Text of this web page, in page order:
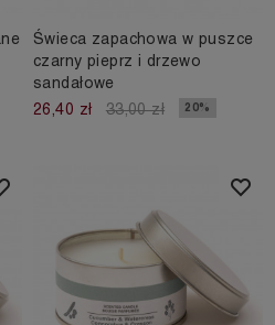
Świeca zapachowa w puszce
czarny pieprz i drzewo
sandałowe
26,40 zł
33,00 zł 20%